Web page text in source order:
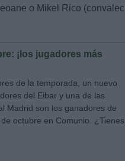
o Mikel Rico
¡los jugadores más
de la temporada, un nuevo
del Eibar y una de las
Madrid son los ganadores de
octubre en Comunio. ¿Tienes